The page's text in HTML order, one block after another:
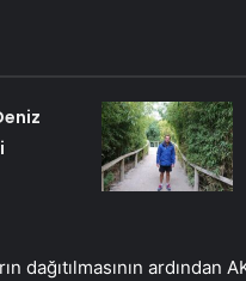
dağıtılmasının ardından